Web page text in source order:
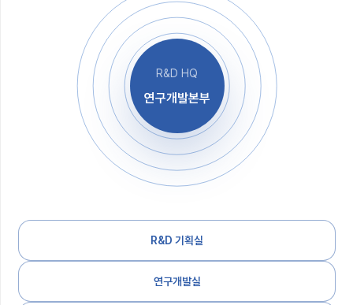
R&D HQ
연구개발본부
R&D 기획실
연구개발실